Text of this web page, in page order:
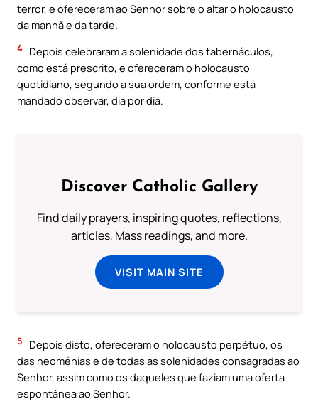
terror, e ofereceram ao Senhor sobre o altar o holocausto
da manhã e da tarde.
4 Depois celebraram a solenidade dos tabernáculos,
como está prescrito, e ofereceram o holocausto
quotidiano, segundo a sua ordem, conforme está
mandado observar, dia por dia.
Discover Catholic Gallery
Find daily prayers, inspiring quotes, reflections,
articles, Mass readings, and more.
VISIT MAIN SITE
5
Depois disto, ofereceram o holocausto perpétuo, os
das neoménias e de todas as solenidades consagradas ao
Senhor, assim como os daqueles que faziam uma oferta
espontânea ao Senhor.